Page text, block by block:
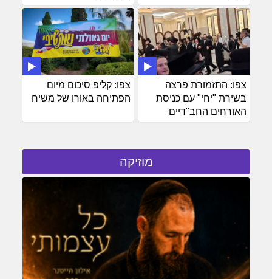
צפו: קליפ סיכום מיום
הפתיחה באורו של משיח
צפו: התזמורת פרצה
בשירת "יחי" עם כניסת
האורחים החב"דיים
מוזיקה